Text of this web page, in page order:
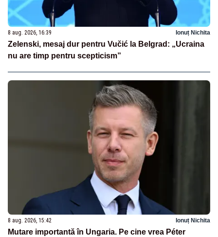
8 aug. 2026, 16:39 Ionuț Nichita
Zelenski, mesaj dur pentru Vučić la Belgrad: „Ucraina
nu are timp pentru scepticism”
8 aug. 2026, 15:42 Ionuț Nichita
Mutare importantă în Ungaria. Pe cine vrea Péter